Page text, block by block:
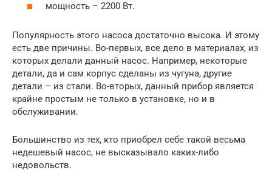
мощность – 2200 Вт.
Популярность этого насоса достаточно высока. И этому
есть две причины. Во-первых, все дело в материалах, из
которых делали данный насос. Например, некоторые
детали, да и сам корпус сделаны из чугуна, другие
детали – из стали. Во-вторых, данный прибор является
крайне простым не только в установке, но и в
обслуживании.
Большинство из тех, кто приобрел себе такой весьма
недешевый насос, не высказывало каких-либо
недовольств.